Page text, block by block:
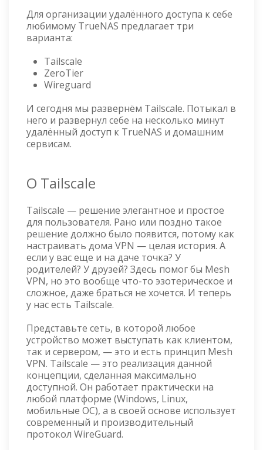
Для организации удалённого доступа к себе
любимому TrueNAS предлагает три
варианта:
Tailscale
ZeroTier
Wireguard
И сегодня мы развернём Tailscale. Потыкал в
него и развернул себе на несколько минут
удалённый доступ к TrueNAS и домашним
сервисам.
О Tailscale
Tailscale — решение элегантное и простое
для пользователя. Рано или поздно такое
решение должно было появится, потому как
настраивать дома VPN — целая история. А
если у вас еще и на даче точка? У
родителей? У друзей? Здесь помог бы Mesh
VPN, но это вообще что-то эзотерическое и
сложное, даже браться не хочется. И теперь
у нас есть Tailscale.
Представьте сеть, в которой любое
устройство может выступать как клиентом,
так и сервером, — это и есть принцип Mesh
VPN. Tailscale — это реализация данной
концепции, сделанная максимально
доступной. Он работает практически на
любой платформе (Windows, Linux,
мобильные ОС), а в своей основе использует
современный и производительный
протокол WireGuard.